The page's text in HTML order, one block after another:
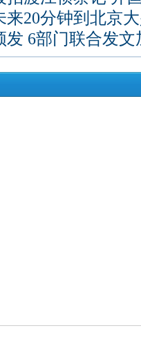
20分钟到北京
6部门联合发文